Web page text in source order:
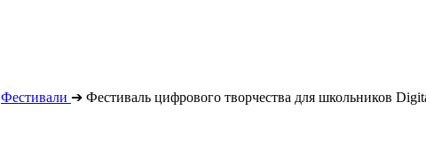
Фестивали ➔ Фестиваль цифрового творчества для школьников